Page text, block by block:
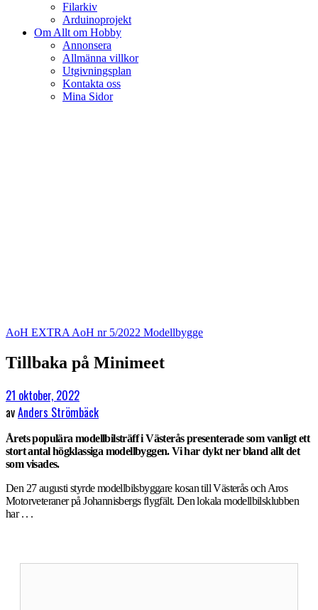
Filarkiv
Arduinoprojekt
Om Allt om Hobby
Annonsera
Allmänna villkor
Utgivningsplan
Kontakta oss
Mina Sidor
AoH EXTRAAoH nr 5/2022 Modellbygge
Tillbaka på Minimeet
21 oktober, 2022
avAnders Strömbäck
Årets populära modellbilsträff i Västerås presenterade som vanligt ett
stort antal högklassiga modellbyggen. Vi har dykt ner bland allt det
som visades.
Den 27 augusti styrde modellbilsbyggare kosan till Västerås och Aros
Motorveteraner på Johannisbergs flygfält. Den lokala modellbilsklubben
har . . .